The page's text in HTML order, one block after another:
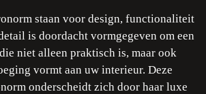
staan voor design, functionaliteit
is doordacht vormgegeven om een
niet alleen praktisch is, maar ook
vormt aan uw interieur. Deze
onderscheidt zich door haar luxe